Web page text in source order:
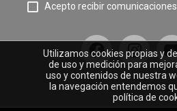
Acepto recibir
Utilizamos cookies propias y
de uso y medición para
uso y contenidos de nuestra
la navegación entendemos
política de